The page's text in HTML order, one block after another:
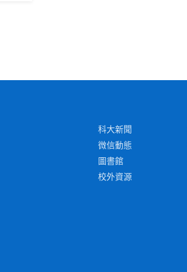
科大新聞
微信動態
圖書館
校外資源